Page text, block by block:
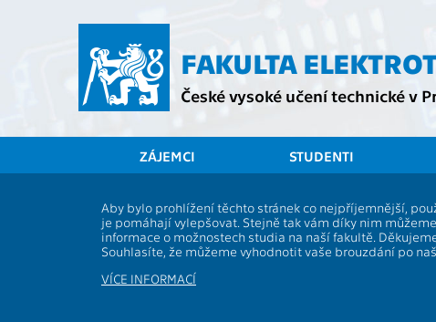
FAKULTA
České vysoké učení technické v
ZÁJEMCI STUDENTI
Aby bylo prohlížení těchto stránek co nejpříjemnější,
je pomáhají vylepšovat. Stejně tak vám díky nim
informace o možnostech studia na naší fakultě.
Souhlasíte, že můžeme vyhodnotit vaše brouzdání po
VÍCE INFORMACÍ
Spolek Elektra
O spolku
Předsednictvo
Dozorčí rada
Valná hromada
Členové